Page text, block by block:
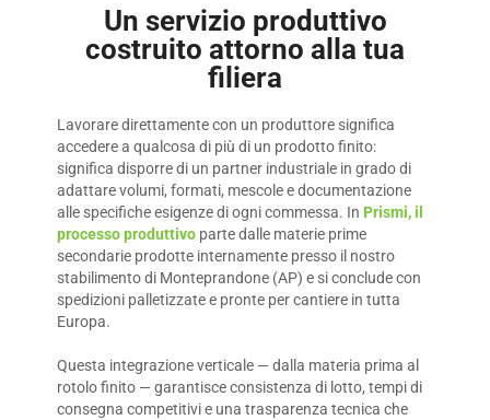
Un servizio produttivo
costruito attorno alla tua
filiera
Lavorare direttamente con un produttore significa
accedere a qualcosa di più di un prodotto finito:
significa disporre di un partner industriale in grado di
adattare volumi, formati, mescole e documentazione
alle specifiche esigenze di ogni commessa. In Prismi, il
processo produttivo parte dalle materie prime
secondarie prodotte internamente presso il nostro
stabilimento di Monteprandone (AP) e si conclude con
spedizioni palletizzate e pronte per cantiere in tutta
Europa.
Questa integrazione verticale — dalla materia prima al
rotolo finito — garantisce consistenza di lotto, tempi di
consegna competitivi e una trasparenza tecnica che